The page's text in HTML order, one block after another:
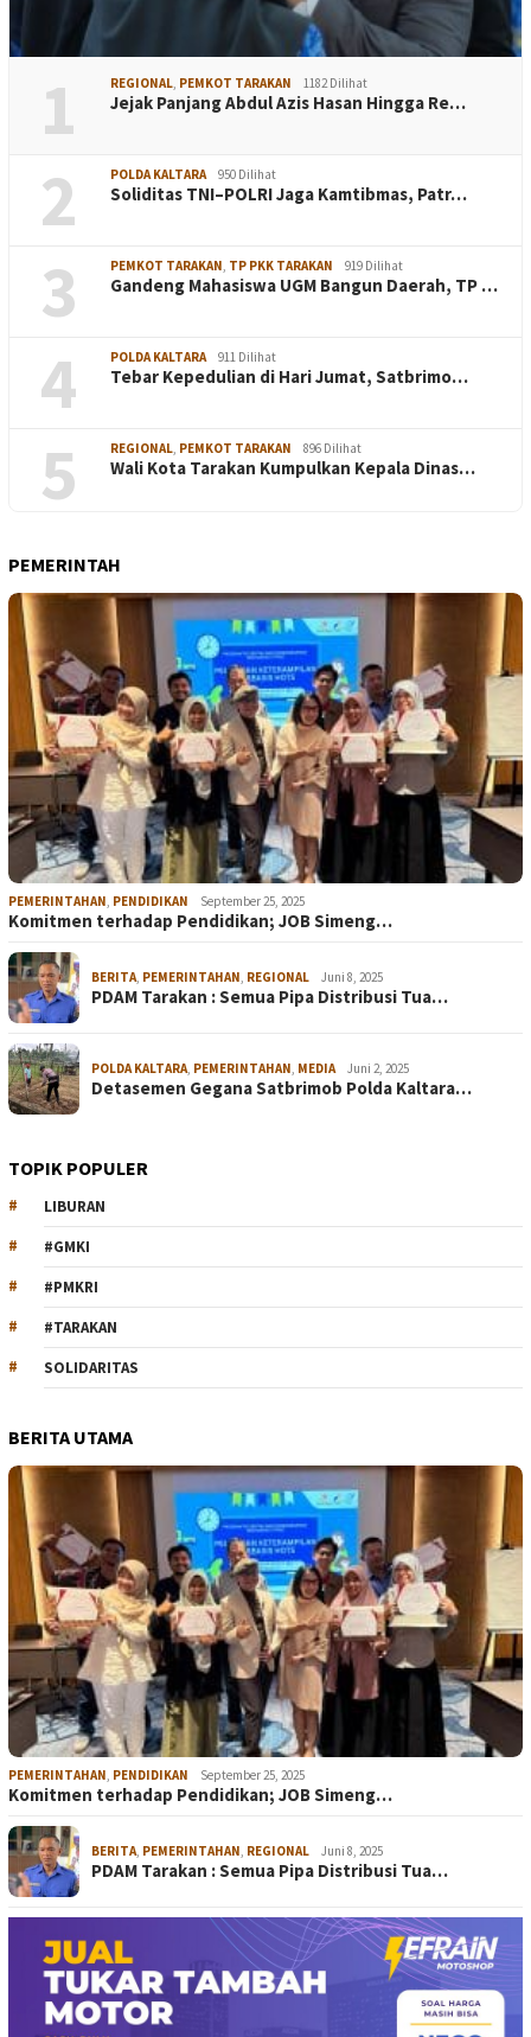
1 REGIONAL PEMKOT TARAKAN 1182 Dilihat
Jejak Panjang Abdul Azis Hasan Hingga Re…
2 POLDA KALTARA 950 Dilihat
Soliditas TNI–POLRI Jaga Kamtibmas, Patr…
3 PEMKOT TARAKAN TP PKK TARAKAN 919 Dilihat
Gandeng Mahasiswa UGM Bangun Daerah, TP …
4 POLDA KALTARA 911 Dilihat
Tebar Kepedulian di Hari Jumat, Satbrimo…
5 REGIONAL PEMKOT TARAKAN 896 Dilihat
Wali Kota Tarakan Kumpulkan Kepala Dinas…
PEMERINTAH
PEMERINTAHAN, PENDIDIKAN September 25, 2025
Komitmen terhadap Pendidikan; JOB Simeng…
BERITA, PEMERINTAHAN, REGIONAL Juni 8, 2025
PDAM Tarakan : Semua Pipa Distribusi Tua…
POLDA KALTARA, PEMERINTAHAN, MEDIA Juni 2, 2025
Detasemen Gegana Satbrimob Polda Kaltara…
TOPIK POPULER
LIBURAN
#GMKI
#PMKRI
#TARAKAN
SOLIDARITAS
BERITA UTAMA
PEMERINTAHAN, PENDIDIKAN September 25, 2025
Komitmen terhadap Pendidikan; JOB Simeng…
BERITA, PEMERINTAHAN, REGIONAL Juni 8, 2025
PDAM Tarakan : Semua Pipa Distribusi Tua…